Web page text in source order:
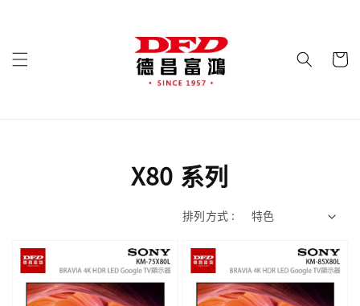
X80 系列
排列方式 :